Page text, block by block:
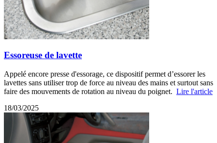
Essoreuse de lavette
Appelé encore presse d'essorage, ce dispositif permet d’essorer les
lavettes sans utiliser trop de force au niveau des mains et surtout sans
faire des mouvements de rotation au niveau du poignet. Lire l'article
18/03/2025